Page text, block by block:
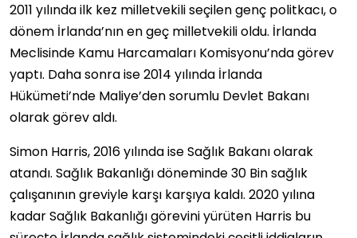
2011 yılında ilk kez milletvekili seçilen genç politkacı, o
dönem İrlanda’nın en geç milletvekili oldu. İrlanda
Meclisinde Kamu Harcamaları Komisyonu’nda görev
yaptı. Daha sonra ise 2014 yılında İrlanda
Hükümeti’nde Maliye’den sorumlu Devlet Bakanı
olarak görev aldı.
Simon Harris, 2016 yılında ise Sağlık Bakanı olarak
atandı. Sağlık Bakanlığı döneminde 30 Bin sağlık
çalışanının greviyle karşı karşıya kaldı. 2020 yılına
kadar Sağlık Bakanlığı görevini yürüten Harris bu